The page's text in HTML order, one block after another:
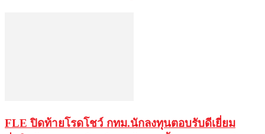
FLE ปิดท้ายโรดโชว์ กทม.นักลงทุนตอบรับดีเยี่ยม